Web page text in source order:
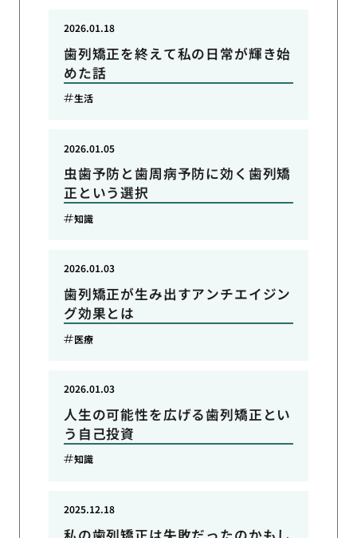
歯列矯正を終えて私の日常が輝き始
めた話
2026.01.18
生活
虫歯予防と歯周病予防に効く歯列矯
正という選択
2026.01.05
知識
歯列矯正が生み出すアンチエイジン
グ効果とは
2026.01.03
医療
人生の可能性を広げる歯列矯正とい
う自己投資
2026.01.03
知識
2025.12.18